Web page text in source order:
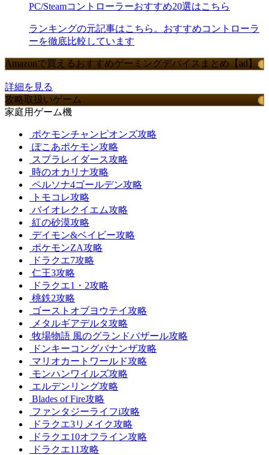
PC/Steamコントローラーおすすめ20選はこちら
ランキングの元記事はこちら。おすすめコントローラ
ーを徹底比較しています
Amazonで買えるおすすめゲーミングデバイスまとめ【ad】
詳細を見る
攻略取扱いゲーム
家庭用ゲーム機
ポケモンチャンピオンズ攻略
ぽこあポケモン攻略
スプラレイダース攻略
時のオカリナ攻略
ペルソナ4ゴールデン攻略
トモコレ攻略
バイオレクイエム攻略
紅の砂漠攻略
デイモン&ベイビー攻略
ポケモンZA攻略
ドラクエ7攻略
仁王3攻略
ドラクエ1・2攻略
桃鉄2攻略
ゴーストオブヨウテイ攻略
メタルギアデルタ攻略
牧場物語 風のグランドバザール攻略
ドンキーコングバナンザ攻略
マリオカートワールド攻略
モンハンワイルズ攻略
エルデンリング攻略
Blades of Fire攻略
ファンタジーライフi攻略
ドラクエ3リメイク攻略
ドラクエ10オフライン攻略
ドラクエ11攻略